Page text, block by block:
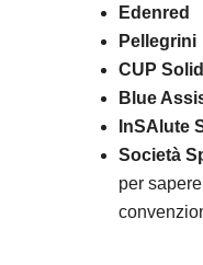
Edenred
Pellegrini
CUP
Blue
InSAlute
Società
per